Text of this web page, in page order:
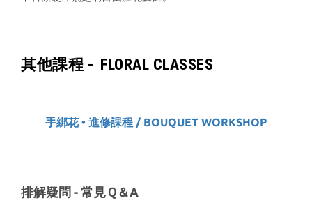
其他課程 - FLORAL CLASSES
手綁花 • 進修課程 / BOUQUET WORKSHOP
排解疑問 - 常見Ｑ＆A